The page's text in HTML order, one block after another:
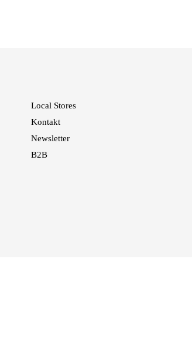
Local Stores
Kontakt
Newsletter
B2B